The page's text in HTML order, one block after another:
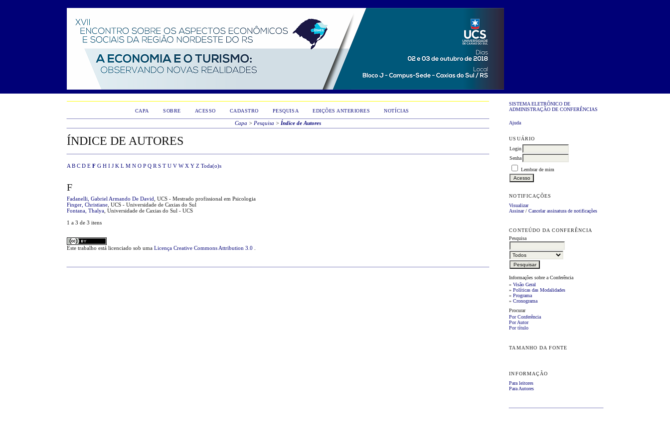
SISTEMA ELETRÔNICO DE
ADMINISTRAÇÃO DE CONFERÊNCIAS
Ajuda
USUÁRIO
Login
Senha
Lembrar de mim
NOTIFICAÇÕES
Visualizar
Assinar/Cancelar assinatura de notificações
CONTEÚDO DA CONFERÊNCIA
Pesquisa
Informações sobre a Conferência
»Visão Geral
»Políticas das Modalidades
»Programa
»Cronograma
Procurar
Por Conferência
Por Autor
Por título
TAMANHO DA FONTE
INFORMAÇÃO
Para leitores
Para Autores
CAPA SOBRE ACESSO CADASTRO PESQUISA EDIÇÕES ANTERIORES NOTÍCIAS
Capa > Pesquisa > Índice de Autores
ÍNDICE DE AUTORES
A B C D E F G H I J K L M N O P Q R S T U V W X Y Z Toda(o)s
F
Fadanelli, Gabriel Armando De David , UCS - Mestrado profissional em Psicologia
Finger, Christiane , UCS - Universidade de Caxias do Sul
Fontana, Thalya , Universidade de Caxias do Sul - UCS
1 a 3 de 3 itens
Este trabalho está licenciado sob umaLicença Creative Commons Attribution 3.0